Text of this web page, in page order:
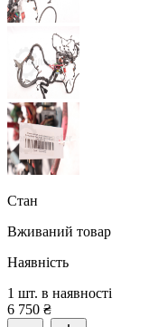
Стан
Вживаний товар
Наявність
1 шт. в наявності
6 750 ₴